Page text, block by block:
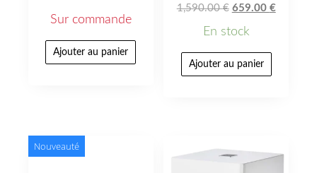
Sur commande
Ajouter au panier
1,590.00€ 659.00 €
En stock
Ajouter au panier
Nouveauté